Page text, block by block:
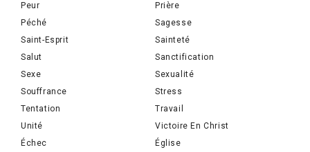
Peur
Prière
Péché
Sagesse
Saint-Esprit
Sainteté
Salut
Sanctification
Sexe
Sexualité
Souffrance
Stress
Tentation
Travail
Unité
Victoire En Christ
Échec
Église